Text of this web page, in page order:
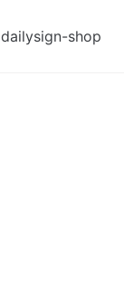
dailysign-shop